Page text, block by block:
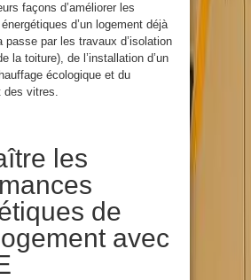
façons d’améliorer les
d’un logement déjà
passe par les travaux d’isolation
la toiture), de l’installation d’un
écologique et du
des vitres.
les
de
avec